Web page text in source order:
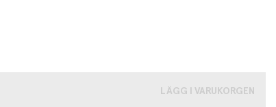
LÄGG I VARUKORGEN